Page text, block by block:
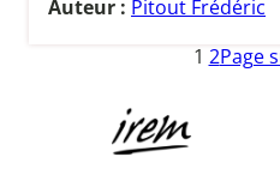
Auteur : Pitout Frédéric
1 2Page